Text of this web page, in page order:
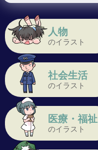
人物
のイラスト
社会生活
のイラスト
医療・福祉
のイラスト